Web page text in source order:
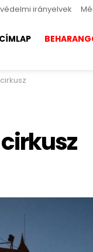
irányelvek
CÍMLAP